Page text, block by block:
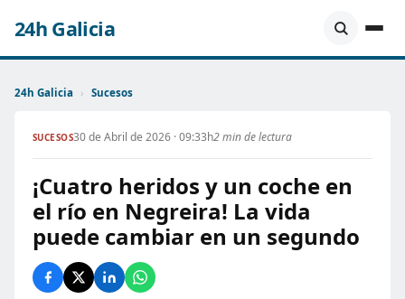
24h Galicia
24h Galicia › Sucesos
SUCESOS30 de Abril de 2026 · 09:33h2 min de lectura
¡Cuatro heridos y un coche en
el río en Negreira! La vida
puede cambiar en un segundo